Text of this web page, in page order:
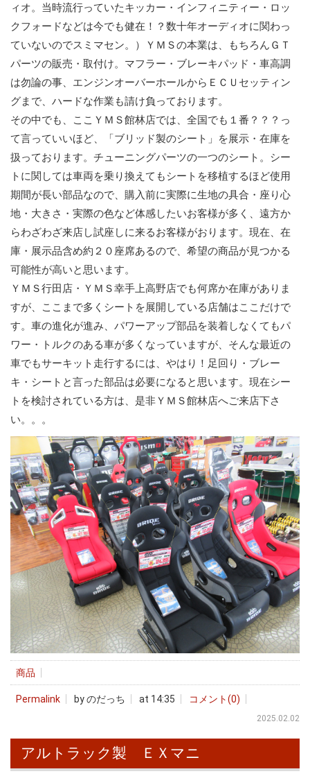
ィオ。当時流行っていたキッカー・インフィニティー・ロッ
クフォードなどは今でも健在！？数十年オーディオに関わっ
ていないのでスミマセン。）ＹＭＳの本業は、もちろんＧＴ
パーツの販売・取付け。マフラー・ブレーキパッド・車高調
は勿論の事、エンジンオーバーホールからＥＣＵセッティン
グまで、ハードな作業も請け負っております。
その中でも、ここＹＭＳ館林店では、全国でも１番？？？っ
て言っていいほど、「ブリッド製のシート」を展示・在庫を
扱っております。チューニングパーツの一つのシート。シー
トに関しては車両を乗り換えてもシートを移植するほど使用
期間が長い部品なので、購入前に実際に生地の具合・座り心
地・大きさ・実際の色など体感したいお客様が多く、遠方か
らわざわざ来店し試座しに来るお客様がおります。現在、在
庫・展示品含め約２０座席あるので、希望の商品が見つかる
可能性が高いと思います。
ＹＭＳ行田店・ＹＭＳ幸手上高野店でも何席か在庫がありま
すが、ここまで多くシートを展開している店舗はここだけで
す。車の進化が進み、パワーアップ部品を装着しなくてもパ
ワー・トルクのある車が多くなっていますが、そんな最近の
車でもサーキット走行するには、やはり！足回り・ブレー
キ・シートと言った部品は必要になると思います。現在シー
トを検討されている方は、是非ＹＭＳ館林店へご来店下さ
い。。。
商品
Permalink by のだっち at 14:35 コメント(0)
2025.02.02
アルトラック製 ＥＸマニ